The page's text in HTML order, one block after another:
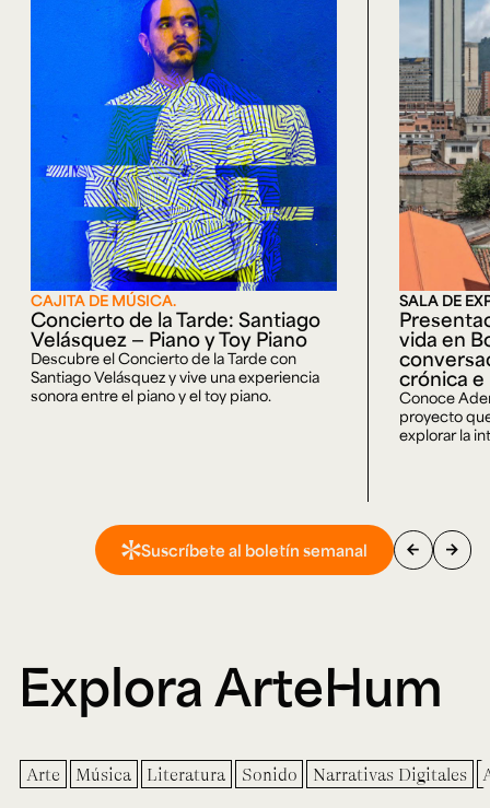
CAJITA DE MÚSICA.
Concierto de la Tarde: Santiago
Velásquez — Piano y Toy Piano
Descubre el Concierto de la Tarde con
Santiago Velásquez y vive una experiencia
sonora entre el piano y el toy piano.
SALA DE
vida en
crónica e
Conoce
proyecto
explorar la
Suscríbete al boletín semanal arrow_back arrow_forward
Explora ArteHum
Arte Música Literatura Sonido Narrativas Digitales